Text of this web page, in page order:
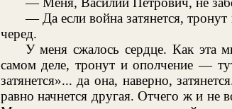
— Да если война затянется,
черед.
У меня сжалось сердце. Как эта
самом деле, тронут и ополчение —
затянется»... да она, наверно,
равно начнется другая. Отчего ж и не